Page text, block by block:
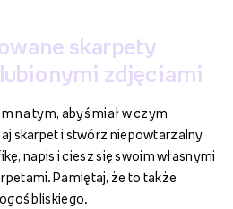
skarpety
zdjęciami
na tym, abyś miał w czym
skarpet i stwórz niepowtarzalny
napis i ciesz się swoim własnymi
Pamiętaj, że to także
bliskiego.